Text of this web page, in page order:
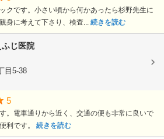
クです。小さい頃から何かあったら杉野先生に
身に考えて下さり、検査... 続きを読む
ふじ医院
目5-38
5
。電車通りから近く、交通の便も非常に良いで
利です。 続きを読む